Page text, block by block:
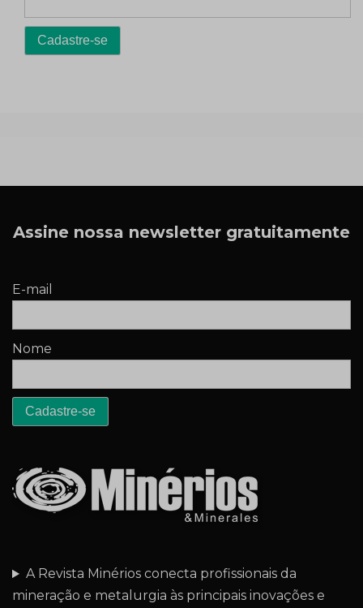
Assine nossa newsletter gratuitamente
E-mail
Nome
A Revista Minérios conecta profissionais da
mineração e metalurgia às principais inovações e